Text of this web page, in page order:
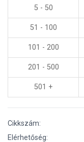
5 - 50
51 - 100
101 - 200
201 - 500
501 +
Cikkszám:
Elérhetőség: